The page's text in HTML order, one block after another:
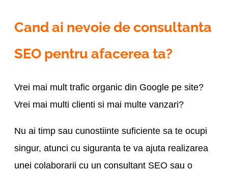
Cand ai nevoie de consultanta
SEO pentru afacerea ta?
Vrei mai mult trafic organic din Google pe site?
Vrei mai multi clienti si mai multe vanzari?
Nu ai timp sau cunostiinte suficiente sa te ocupi
singur, atunci cu siguranta te va ajuta realizarea
unei colaborarii cu un consultant SEO sau o